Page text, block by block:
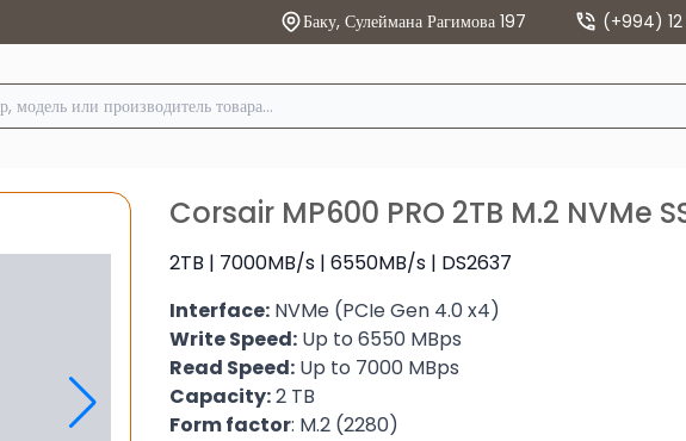
Баку, Сулеймана Рагимова 197 (+994) 12
Corsair MP600 PRO 2TB M.2 NVMe
2TB | 7000MB/s | 6550MB/s | DS2637
Interface:NVMe (PCIe Gen 4.0 x4)
Write Speed:Up to 6550 MBps
Read Speed:Up to 7000 MBps
Capacity:2 TB
Form factor: M.2 (2280)